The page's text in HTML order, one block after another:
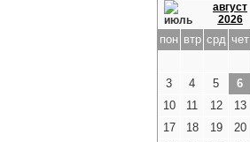
август
2026
пон втр срд чет
3
4 5 6
10
11 12 13
17
18 19 20